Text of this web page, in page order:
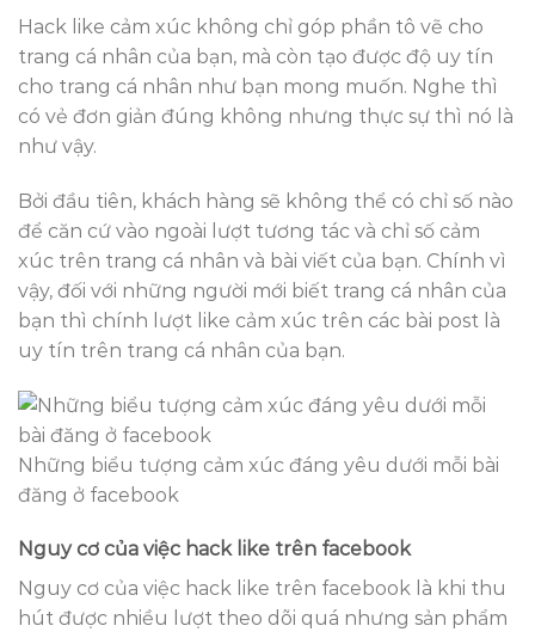
Hack like cảm xúc không chỉ góp phần tô vẽ cho
trang cá nhân của bạn, mà còn tạo được độ uy tín
cho trang cá nhân như bạn mong muốn. Nghe thì
có vẻ đơn giản đúng không nhưng thực sự thì nó là
như vậy.
Bởi đầu tiên, khách hàng sẽ không thể có chỉ số nào
để căn cứ vào ngoài lượt tương tác và chỉ số cảm
xúc trên trang cá nhân và bài viết của bạn. Chính vì
vậy, đối với những người mới biết trang cá nhân của
bạn thì chính lượt like cảm xúc trên các bài post là
uy tín trên trang cá nhân của bạn.
Những biểu tượng cảm xúc đáng yêu dưới mỗi bài
đăng ở facebook
Nguy cơ của việc hack like trên facebook
Nguy cơ của việc hack like trên facebook là khi thu
hút được nhiều lượt theo dõi quá nhưng sản phẩm